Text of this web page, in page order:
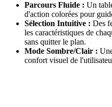
Parcours Fluide : Un
d'action colorées pour
Sélection Intuitive : Des
les caractéristiques de
sans quitter le plan.
Mode Sombre/Clair :
confort visuel de